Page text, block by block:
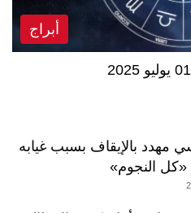
أبراج
مهدد بالإيقاف بسبب غيابه
«كل النجوم»